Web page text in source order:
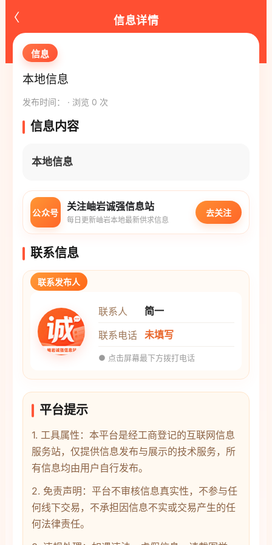
‹ 信息详情
信息
本地信息
发布时间： · 浏览 0 次
信息内容
本地信息
公众号
关注岫岩诚强信息站
每日更新岫岩本地最新供求信息
去关注
联系信息
联系发布人
联系人
简一
联系电话 未填写
● 点击屏幕最下方拨打电话
平台提示
1. 工具属性：本平台是经工商登记的互联网信息
服务站，仅提供信息发布与展示的技术服务，所
有信息均由用户自行发布。
2. 免责声明：平台不审核信息真实性，不参与任
何线下交易，不承担因信息不实或交易产生的任
何法律责任。